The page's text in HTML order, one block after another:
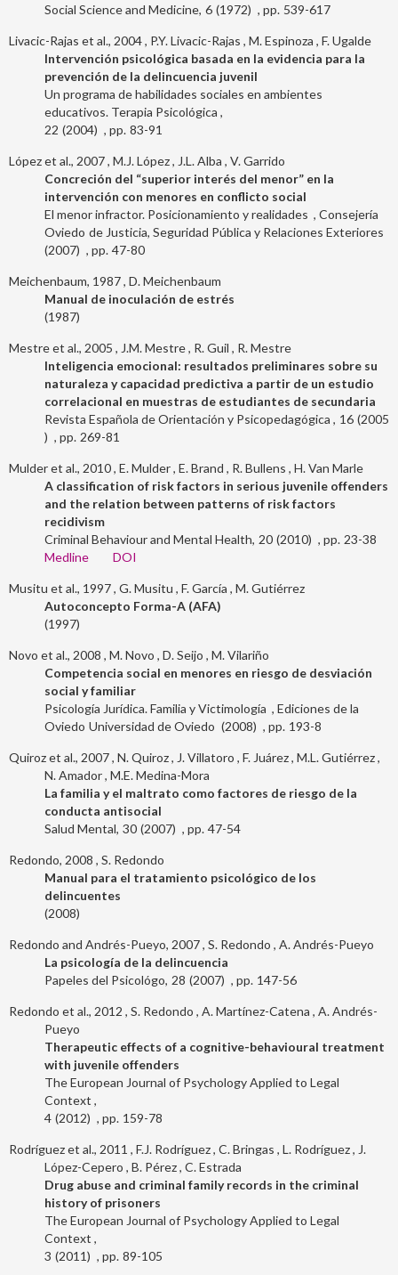
Social Science and Medicine 6 1972 539-617
Livacic-Rajas et al., 2004 P.Y. Livacic-Rajas M. Espinoza F. Ugalde
Intervención psicológica basada en la evidencia para la
prevención de la delincuencia juvenil
Un programa de habilidades sociales en ambientes
educativos. Terapia Psicológica
22 2004 83-91
López et al., 2007 M.J. López J.L. Alba V. Garrido
Concreción del “superior interés del menor” en la
intervención con menores en conflicto social
El menor infractor. Posicionamiento y realidades
Consejería
de Justicia, Seguridad Pública y Relaciones Exteriores
Oviedo
2007
47-80
Meichenbaum, 1987 D. Meichenbaum
Manual de inoculación de estrés
1987
Mestre et al., 2005 J.M. Mestre R. Guil
R. Mestre
Inteligencia emocional: resultados preliminares sobre su
naturaleza y capacidad predictiva a partir de un estudio
correlacional en muestras de estudiantes de secundaria
Revista Española de Orientación y Psicopedagógica
16 2005
269-81
Mulder et al., 2010 E. Mulder E. Brand R. Bullens H. Van Marle
A classification of risk factors in serious juvenile offenders
and the relation between patterns of risk factors
recidivism
Criminal Behaviour and Mental Health 20 2010
23-38
Medline
DOI
Musitu et al., 1997 G. Musitu F. García M. Gutiérrez
Autoconcepto Forma-A (AFA)
1997
Novo et al., 2008 M. Novo D. Seijo M. Vilariño
Competencia social en menores en riesgo de desviación
social y familiar
Psicología Jurídica. Familia y Victimología
Ediciones de la
Universidad de Oviedo
Oviedo 2008 193-8
Quiroz et al., 2007 N. Quiroz J. Villatoro F. Juárez M.L. Gutiérrez
N. Amador M.E. Medina-Mora
La familia y el maltrato como factores de riesgo de la
conducta antisocial
Salud Mental 30 2007 47-54
Redondo, 2008 S. Redondo
Manual para el tratamiento psicológico de los
delincuentes
2008
Redondo and Andrés-Pueyo, 2007 S. Redondo A. Andrés-Pueyo
La psicología de la delincuencia
Papeles del Psicológo 28 2007 147-56
Redondo et al., 2012 S. Redondo A. Martínez-Catena A. Andrés-
Pueyo
Therapeutic effects of a cognitive-behavioural treatment
with juvenile offenders
The European Journal of Psychology Applied to Legal
Context
4 2012 159-78
Rodríguez et al., 2011 F.J. Rodríguez C. Bringas L. Rodríguez
J.
López-Cepero B. Pérez C. Estrada
Drug abuse and criminal family records in the criminal
history of prisoners
The European Journal of Psychology Applied to Legal
Context
3 2011 89-105